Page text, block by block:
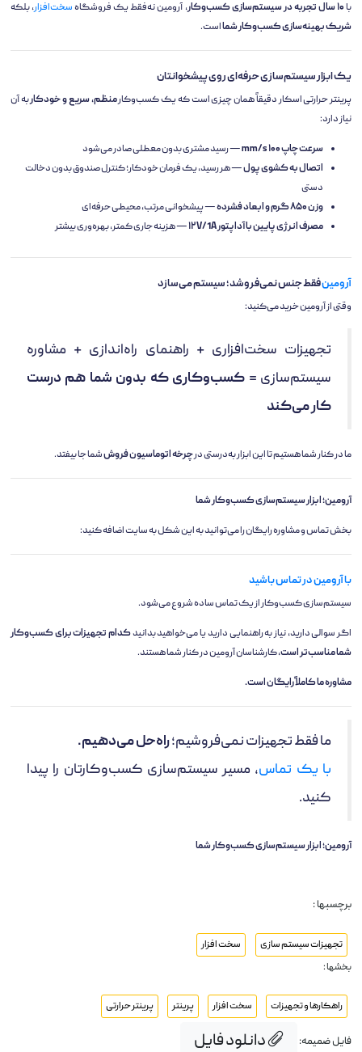
با۱۰ سال تجربه در سیستم‌سازی کسب‌وکار ، آرومین نه‌فقط یک فروشگاهسخت‌افزار، بلکه
شریک بهینه‌سازی کسب‌وکار شمااست.
یک ابزار سیستم‌سازی حرفه‌ای روی پیشخوانتان
پرینتر حرارتی اسکار دقیقاً همان چیزی است که یک کسب‌وکارمنظم، سریع و خودکاربه آن
نیاز دارد:
سرعت چاپ ۱۰۰ mm/s
— رسید مشتری بدون معطلی صادر می‌شود
اتصال به کشوی پول— هر رسید، یک فرمان خودکار؛ کنترل صندوق بدون دخالت
دستی
وزن ۸۵۰ گرم و ابعاد فشرده
— پیشخوانی مرتب، محیطی حرفه‌ای
مصرف انرژی پایین با آداپتور ۱۲V/1A
— هزینه جاری کمتر، بهره‌وری بیشتر
آرومینفقط جنس نمی‌فروشد؛ سیستم می‌سازد
وقتی از آرومین خرید می‌کنید:
تجهیزات سخت‌افزاری + راهنمای راه‌اندازی + مشاوره
سیستم‌سازی = کسب‌وکاری که بدون شما هم درست
کار می‌کند
ما در کنار شما هستیم تا این ابزار به‌درستی درچرخه اتوماسیون فروششما جا بیفتد.
آرومین؛ ابزار سیستم‌سازی کسب‌وکار شما
بخش تماس و مشاوره رایگان را می‌توانید به این شکل به سایت اضافه کنید:
با آرومین در تماس باشید
سیستم‌سازی کسب‌وکار از یک تماس ساده شروع می‌شود.
اگر سوالی دارید، نیاز به راهنمایی دارید یا می‌خواهید بدانیدکدام تجهیزات برای کسب‌وکار
شما مناسب‌تر است، کارشناسان آرومین در کنار شما هستند.
مشاوره ما کاملاً رایگان است.
ما فقط تجهیزات نمی‌فروشیم؛راه‌حل می‌دهیم.
با یک تماس، مسیر سیستم‌سازی کسب‌وکارتان را پیدا
کنید.
آرومین؛ ابزار سیستم‌سازی کسب‌وکار شما
برچسبها :
تجهیزات سیستم سازی
سخت افزار
بخشها :
راهکارها و تجهیزات سخت افزار پرینتر پرینتر حرارتی
فایل ضمیمه: دانلود فایل